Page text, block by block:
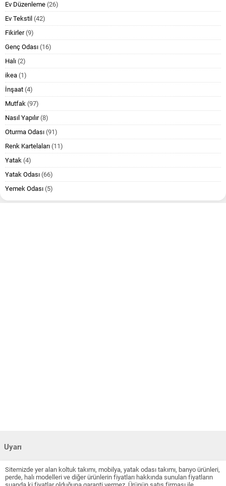
Ev Düzenleme (26)
Ev Tekstil (42)
Fikirler(9)
Genç Odası (16)
Halı (2)
ikea (1)
İnşaat (4)
Mutfak (97)
Nasıl Yapılır(8)
Oturma Odası (91)
Renk Kartelaları (11)
Yatak (4)
Yatak Odası (66)
Yemek Odası (5)
Uyarı
Sitemizde yer alan koltuk takımı, mobilya, yatak odası takımı, banyo ürünleri,
perde, halı modelleri ve diğer ürünlerin fiyatları hakkında sunulan fiyatların